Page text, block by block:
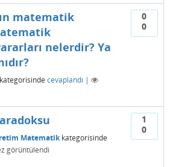
0
0
matematik
nelerdir? Ya
kategorisinde cevaplandı |
1
0
Matematikkategorisinde
görüntülendi